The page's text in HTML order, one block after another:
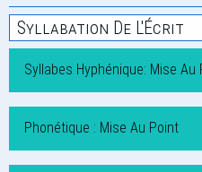
Syllabation De L'Écrit
Syllabes Hyphénique: Mise Au
Phonétique : Mise Au Point